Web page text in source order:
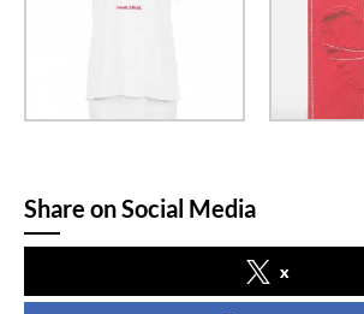
Share on Social Media
x